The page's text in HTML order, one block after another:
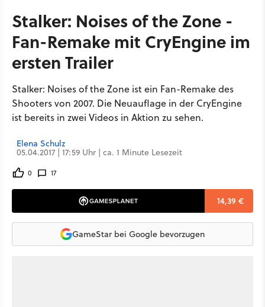
Stalker: Noises of the Zone -
Fan-Remake mit CryEngine im
ersten Trailer
Stalker: Noises of the Zone ist ein Fan-Remake des
Shooters von 2007. Die Neuauflage in der CryEngine
ist bereits in zwei Videos in Aktion zu sehen.
Elena Schulz
05.04.2017 | 17:59 Uhr | ca. 1 Minute Lesezeit
0 17
14,39 €
GameStar bei Google bevorzugen